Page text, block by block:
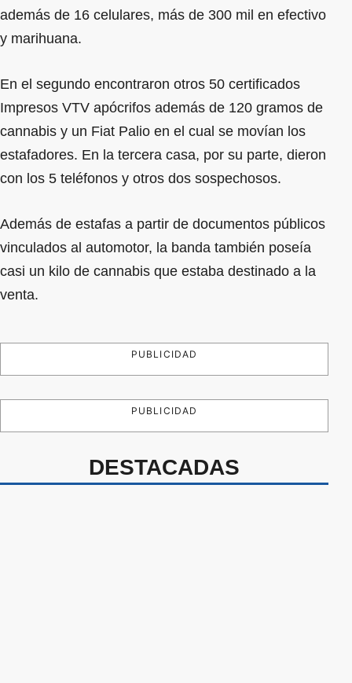
además de 16 celulares, más de 300 mil en efectivo
y marihuana.
En el segundo encontraron otros 50 certificados
Impresos VTV apócrifos además de 120 gramos de
cannabis y un Fiat Palio en el cual se movían los
estafadores. En la tercera casa, por su parte, dieron
con los 5 teléfonos y otros dos sospechosos.
Además de estafas a partir de documentos públicos
vinculados al automotor, la banda también poseía
casi un kilo de cannabis que estaba destinado a la
venta.
PUBLICIDAD
PUBLICIDAD
DESTACADAS